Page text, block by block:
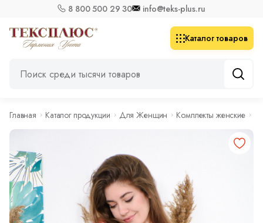
8 800 500 29 30 info@teks-plus.ru
Каталог товаров
Главная Каталог продукции Для Женщин Комплекты женские